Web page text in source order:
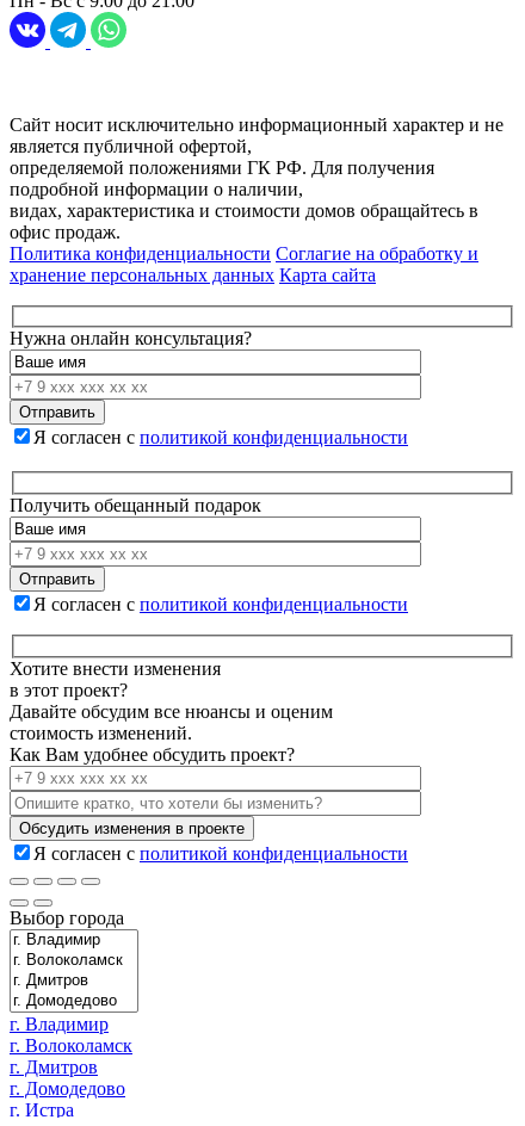
Сайт носит исключительно информационный характер и не
является публичной офертой,
определяемой положениями ГК РФ. Для получения
подробной информации о наличии,
видах, характеристика и стоимости домов обращайтесь в
офис продаж.
Политика конфиденциальности Соглагие на обработку и
хранение персональных данных Карта сайта
Нужна онлайн консультация?
Я согласен с политикой конфиденциальности
Получить обещанный подарок
Я согласен с политикой конфиденциальности
Хотите внести изменения
в этот проект?
Давайте обсудим все нюансы и оценим
стоимость изменений.
Как Вам удобнее обсудить проект?
Я согласен с политикой конфиденциальности
Выбор города
г. Владимир
г. Волоколамск
г. Дмитров
г. Домодедово
г. Истра